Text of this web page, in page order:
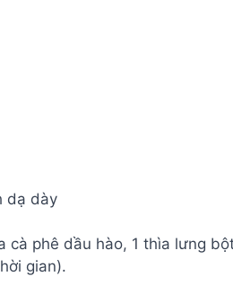
dạ dày
cà phê dầu hào, 1 thìa lưng
gian).